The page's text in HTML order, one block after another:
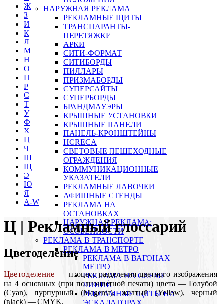
НАРУЖНАЯ РЕКЛАМА
РЕКЛАМНЫЕ ЩИТЫ
ТРАНСПАРАНТЫ-
ПЕРЕТЯЖКИ
АРКИ
СИТИ-ФОРМАТ
СИТИБОРДЫ
ПИЛЛАРЫ
ПРИЗМАБОРДЫ
СУПЕРСАЙТЫ
СУПЕРБОРДЫ
БРАНДМАУЭРЫ
КРЫШНЫЕ УСТАНОВКИ
КРЫШНЫЕ ПАНЕЛИ
ПАНЕЛЬ-КРОНШТЕЙНЫ
HORECA
СВЕТОВЫЕ ПЕШЕХОДНЫЕ
ОГРАЖДЕНИЯ
КОММУНИКАЦИОННЫЕ
УКАЗАТЕЛИ
РЕКЛАМНЫЕ ЛАВОЧКИ
АФИШНЫЕ СТЕНДЫ
РЕКЛАМА НА
ОСТАНОВКАХ
НАРУЖНАЯ РЕКЛАМА:
ОСОБЕННОСТИ
РЕКЛАМА В ТРАНСПОРТЕ
РЕКЛАМА В МЕТРО
РЕКЛАМА В ВАГОНАХ
МЕТРО
РЕКЛАМА НА СХЕМЕ
ЛИНИЙ
РЕКЛАМНЫЕ ЩИТЫ НА
ЭСКАЛАТОРАХ
Ж
З
И
К
Л
М
Н
О
П
Р
С
Т
У
Ф
Х
Ц
Ч
Ш
Щ
Э
Ю
Я
A-W
Ц | Рекламный глоссарий
Цветоделение
Цветоделение — процесс разделения цветного изображения
на 4 основных (при полноцветной печати) цвета — Голубой
(Cyan), пурпурный (Magenta), желтый (Yellow), черный
(вlack) — CMYK.